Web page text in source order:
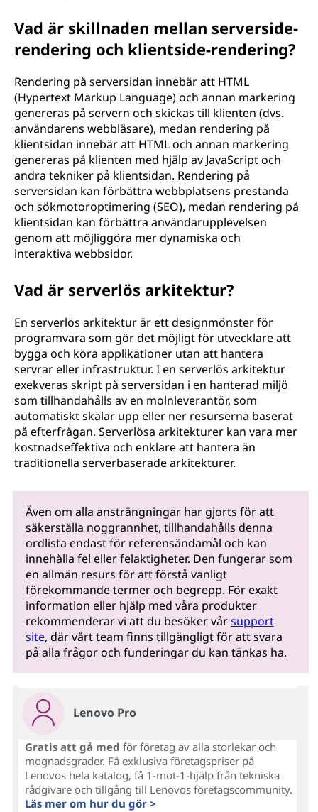
Vad är skillnaden mellan serverside-
rendering och klientside-rendering?
Rendering på serversidan innebär att HTML
(Hypertext Markup Language) och annan markering
genereras på servern och skickas till klienten (dvs.
användarens webbläsare), medan rendering på
klientsidan innebär att HTML och annan markering
genereras på klienten med hjälp av JavaScript och
andra tekniker på klientsidan. Rendering på
serversidan kan förbättra webbplatsens prestanda
och sökmotoroptimering (SEO), medan rendering på
klientsidan kan förbättra användarupplevelsen
genom att möjliggöra mer dynamiska och
interaktiva webbsidor.
Vad är serverlös arkitektur?
En serverlös arkitektur är ett designmönster för
programvara som gör det möjligt för utvecklare att
bygga och köra applikationer utan att hantera
servrar eller infrastruktur. I en serverlös arkitektur
exekveras skript på serversidan i en hanterad miljö
som tillhandahålls av en molnleverantör, som
automatiskt skalar upp eller ner resurserna baserat
på efterfrågan. Serverlösa arkitekturer kan vara mer
kostnadseffektiva och enklare att hantera än
traditionella serverbaserade arkitekturer.
Även om alla ansträngningar har gjorts för att
säkerställa noggrannhet, tillhandahålls denna
ordlista endast för referensändamål och kan
innehålla fel eller felaktigheter. Den fungerar som
en allmän resurs för att förstå vanligt
förekommande termer och begrepp. För exakt
information eller hjälp med våra produkter
rekommenderar vi att du besöker vårsupport
site, där vårt team finns tillgängligt för att svara
på alla frågor och funderingar du kan tänkas ha.
Lenovo Pro
Gratis att gå med för företag av alla storlekar och
mognadsgrader. Få exklusiva företagspriser på
Lenovos hela katalog, få 1-mot-1-hjälp från tekniska
rådgivare och tillgång till Lenovos företagscommunity.
Läs mer om hur du gör >